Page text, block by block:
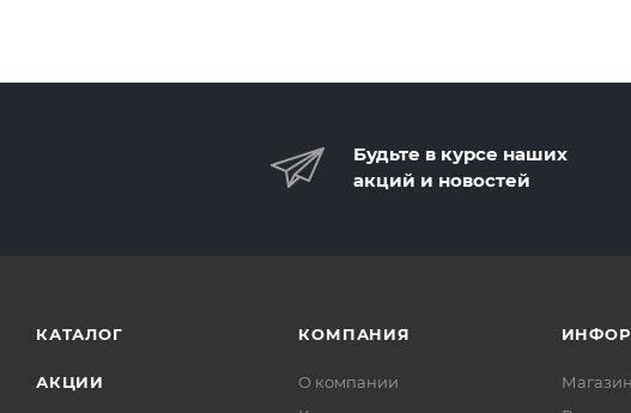
Будьте в курсе наших
акций и новостей
КАТАЛОГ
АКЦИИ
КОМПАНИЯ
О компании